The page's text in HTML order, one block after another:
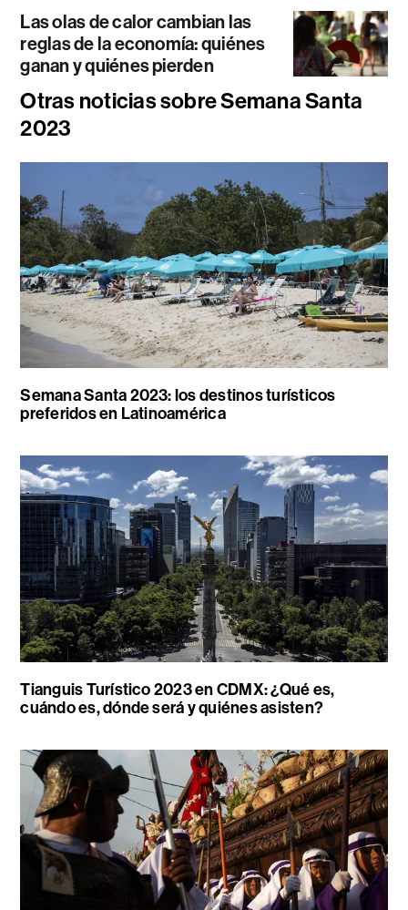
Las olas de calor cambian las
reglas de la economía: quiénes
ganan y quiénes pierden
Otras noticias sobre Semana Santa
2023
Semana Santa 2023: los destinos turísticos
preferidos en Latinoamérica
Tianguis Turístico 2023 en CDMX: ¿Qué es,
cuándo es, dónde será y quiénes asisten?